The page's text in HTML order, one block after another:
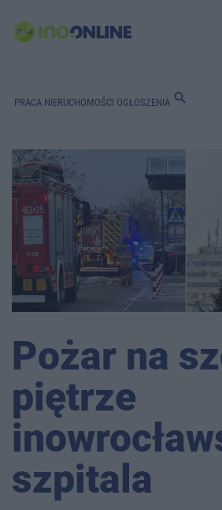
PRACA NIERUCHOMOŚCI OGŁOSZENIA search
Pożar na
piętrze
szpitala